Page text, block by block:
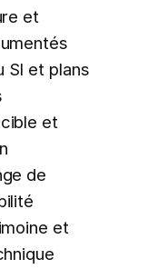
et
SI et plans
et
de
et